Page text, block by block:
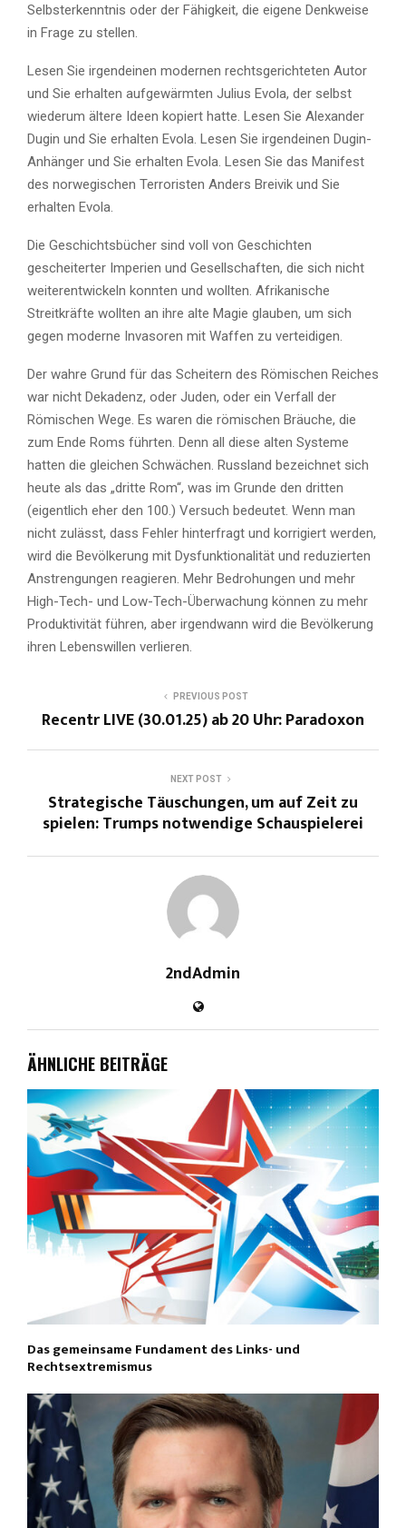
Selbsterkenntnis oder der Fähigkeit, die eigene Denkweise
in Frage zu stellen.
Lesen Sie irgendeinen modernen rechtsgerichteten Autor
und Sie erhalten aufgewärmten Julius Evola, der selbst
wiederum ältere Ideen kopiert hatte. Lesen Sie Alexander
Dugin und Sie erhalten Evola. Lesen Sie irgendeinen Dugin-
Anhänger und Sie erhalten Evola. Lesen Sie das Manifest
des norwegischen Terroristen Anders Breivik und Sie
erhalten Evola.
Die Geschichtsbücher sind voll von Geschichten
gescheiterter Imperien und Gesellschaften, die sich nicht
weiterentwickeln konnten und wollten. Afrikanische
Streitkräfte wollten an ihre alte Magie glauben, um sich
gegen moderne Invasoren mit Waffen zu verteidigen.
Der wahre Grund für das Scheitern des Römischen Reiches
war nicht Dekadenz, oder Juden, oder ein Verfall der
Römischen Wege. Es waren die römischen Bräuche, die
zum Ende Roms führten. Denn all diese alten Systeme
hatten die gleichen Schwächen. Russland bezeichnet sich
heute als das „dritte Rom“, was im Grunde den dritten
(eigentlich eher den 100.) Versuch bedeutet. Wenn man
nicht zulässt, dass Fehler hinterfragt und korrigiert werden,
wird die Bevölkerung mit Dysfunktionalität und reduzierten
Anstrengungen reagieren. Mehr Bedrohungen und mehr
High-Tech- und Low-Tech-Überwachung können zu mehr
Produktivität führen, aber irgendwann wird die Bevölkerung
ihren Lebenswillen verlieren.
PREVIOUS POST
Recentr LIVE (30.01.25) ab 20 Uhr: Paradoxon
NEXT POST
Strategische Täuschungen, um auf Zeit zu
spielen: Trumps notwendige Schauspielerei
2ndAdmin
ÄHNLICHE BEITRÄGE
Das gemeinsame Fundament des Links- und
Rechtsextremismus